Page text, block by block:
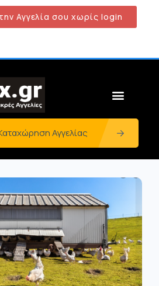
Αγγελία σου χωρίς login
Αγγελίας